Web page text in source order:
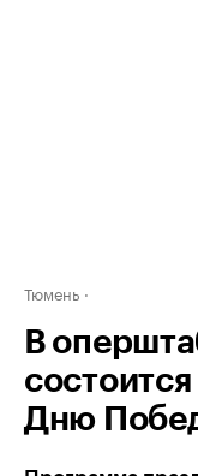
Тюмень
В
Дню